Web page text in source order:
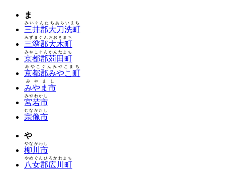
ま
三井郡大刀洗町
みいぐんたちあらいまち
三潴郡大木町
みずまぐんおおきまち
京都郡苅田町
みやこぐんかんだまち
京都郡みやこ町
みやこぐんみやこまち
みやま市
みやまし
宮若市
みやわかし
宗像市
むなかたし
や
柳川市
やながわし
八女郡広川町
やめぐんひろかわまち